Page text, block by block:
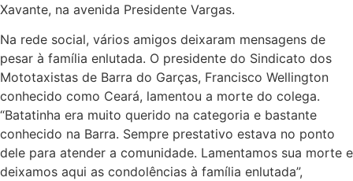
Xavante, na avenida Presidente Vargas.
Na rede social, vários amigos deixaram mensagens de
pesar à família enlutada. O presidente do Sindicato dos
Mototaxistas de Barra do Garças, Francisco Wellington
conhecido como Ceará, lamentou a morte do colega.
“Batatinha era muito querido na categoria e bastante
conhecido na Barra. Sempre prestativo estava no ponto
dele para atender a comunidade. Lamentamos sua morte e
deixamos aqui as condolências à família enlutada”,